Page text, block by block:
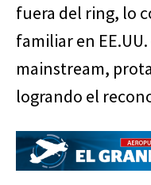
fuera del ring, lo
familiar en
mainstream,
logrando el